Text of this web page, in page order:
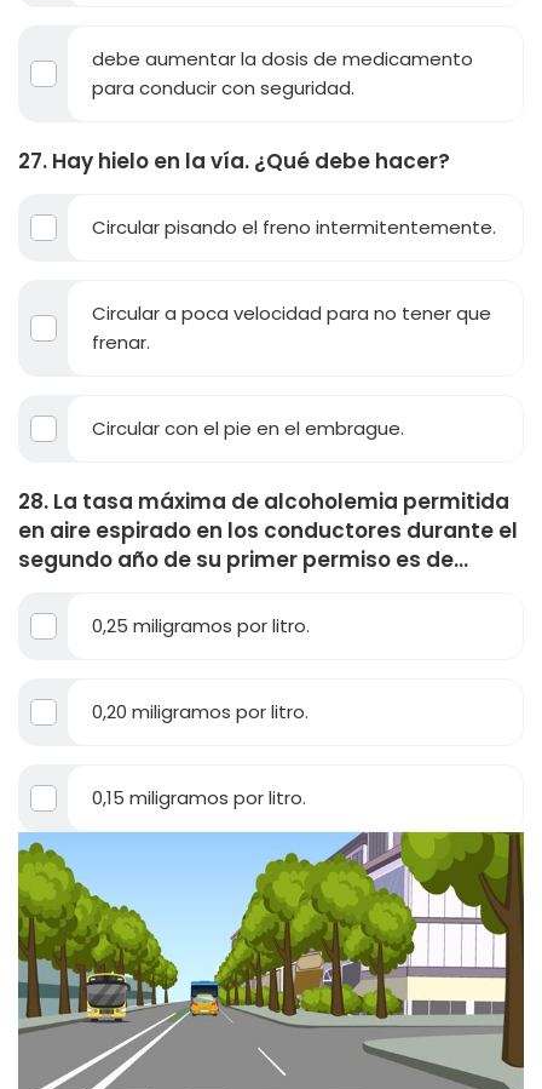
debe aumentar la dosis de medicamento
para conducir con seguridad.
27. Hay hielo en la vía. ¿Qué debe hacer?
Circular pisando el freno intermitentemente.
Circular a poca velocidad para no tener que
frenar.
Circular con el pie en el embrague.
28. La tasa máxima de alcoholemia permitida
en aire espirado en los conductores durante el
segundo año de su primer permiso es de...
0,25 miligramos por litro.
0,20 miligramos por litro.
0,15 miligramos por litro.